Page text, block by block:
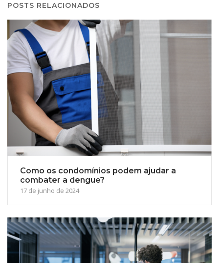
POSTS RELACIONADOS
Como os condomínios podem ajudar a
combater a dengue?
17 de junho de 2024